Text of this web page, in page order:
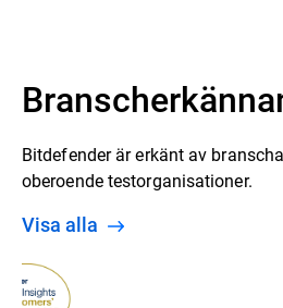
Bitdefender är erkänt av
oberoende testorganisationer.
Visa alla